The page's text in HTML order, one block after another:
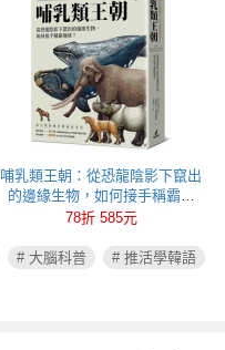
哺乳類王朝：從恐龍陰影下竄出
的邊緣生物，如何接手稱霸地
球？
78折 585元
# 大腦科普
# 推活學韓語